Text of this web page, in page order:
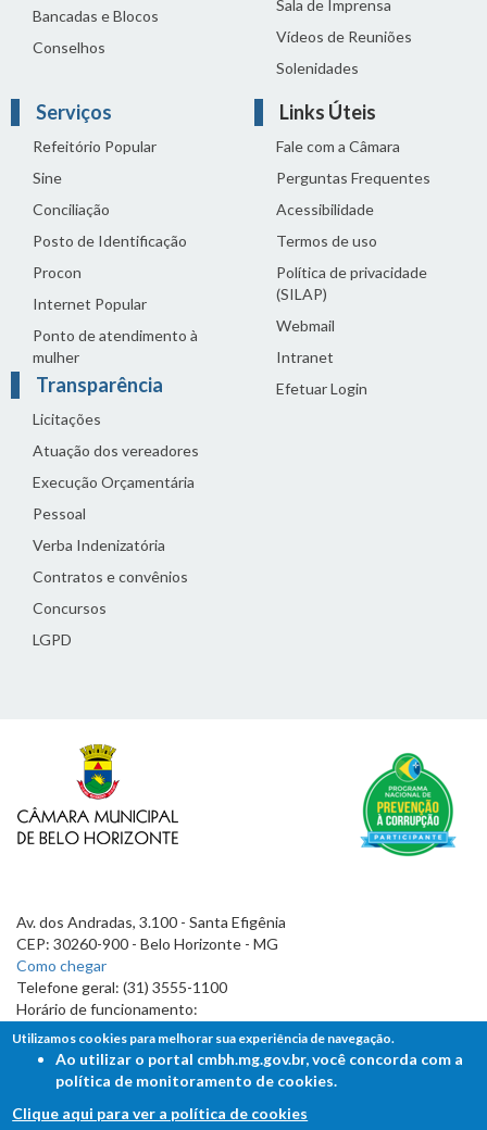
Bancadas e Blocos
Conselhos
Sala de Imprensa
Vídeos de Reuniões
Solenidades
Serviços
Refeitório Popular
Sine
Conciliação
Posto de Identificação
Procon
Internet Popular
Ponto de atendimento à
mulher
Transparência
Licitações
Atuação dos vereadores
Execução Orçamentária
Pessoal
Verba Indenizatória
Contratos e convênios
Concursos
LGPD
Links Úteis
Fale com a Câmara
Perguntas Frequentes
Acessibilidade
Termos de uso
Política de privacidade
(SILAP)
Webmail
Intranet
Efetuar Login
Av. dos Andradas, 3.100 - Santa Efigênia
CEP: 30260-900 - Belo Horizonte - MG
Como chegar
Telefone geral: (31) 3555-1100
Horário de funcionamento:
7h às 19h
Utilizamos cookies para melhorar sua experiência de navegação.
Ao utilizar o portal cmbh.mg.gov.br, você concorda com a
política de monitoramento de cookies.
Clique aqui para ver a política de cookies